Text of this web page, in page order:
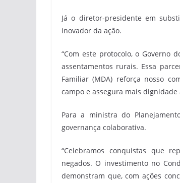
Já o diretor-presidente em
inovador da ação.
“Com este protocolo, o Governo
assentamentos rurais. Essa
Familiar (MDA) reforça nosso
campo e assegura mais
Para a ministra do
governança colaborativa.
“Celebramos conquistas que
negados. O investimento no
demonstram que, com ações